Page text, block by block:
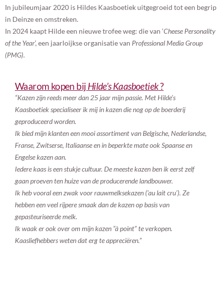
In jubileumjaar 2020 is Hildes Kaasboetiek uitgegroeid tot een begrip
in Deinze en omstreken.
In 2024 kaapt Hilde een nieuwe trofee weg: die van ‘Cheese Personality
of the Year’, een jaarloijkse organisatie van Professional Media Group
(PMG).
Waarom kopen bij Hilde’s Kaasboetiek?
“Kazen zijn reeds meer dan 25 jaar mijn passie. Met Hilde’s
Kaasboetiekspecialiseer ik mij in kazen die nog op de boerderij
geproduceerd worden.
Ik bied mijn klanten een mooi assortiment van Belgische, Nederlandse,
Franse, Zwitserse, Italiaanse en in beperkte mate ook Spaanse en
Engelse kazen aan.
Iedere kaas is een stukje cultuur. De meeste kazen ben ik eerst zelf
gaan proeven ten huize van de producerende landbouwer.
Ik heb vooral een zwak voor rauwmelksekazen (‘au lait cru’). Ze
hebben een veel rijpere smaak dan de kazen op basis van
gepasteuriseerde melk.
Ik waak er ook over om mijn kazen “à point” te verkopen.
Kaasliefhebbers weten dat erg te appreciëren.”